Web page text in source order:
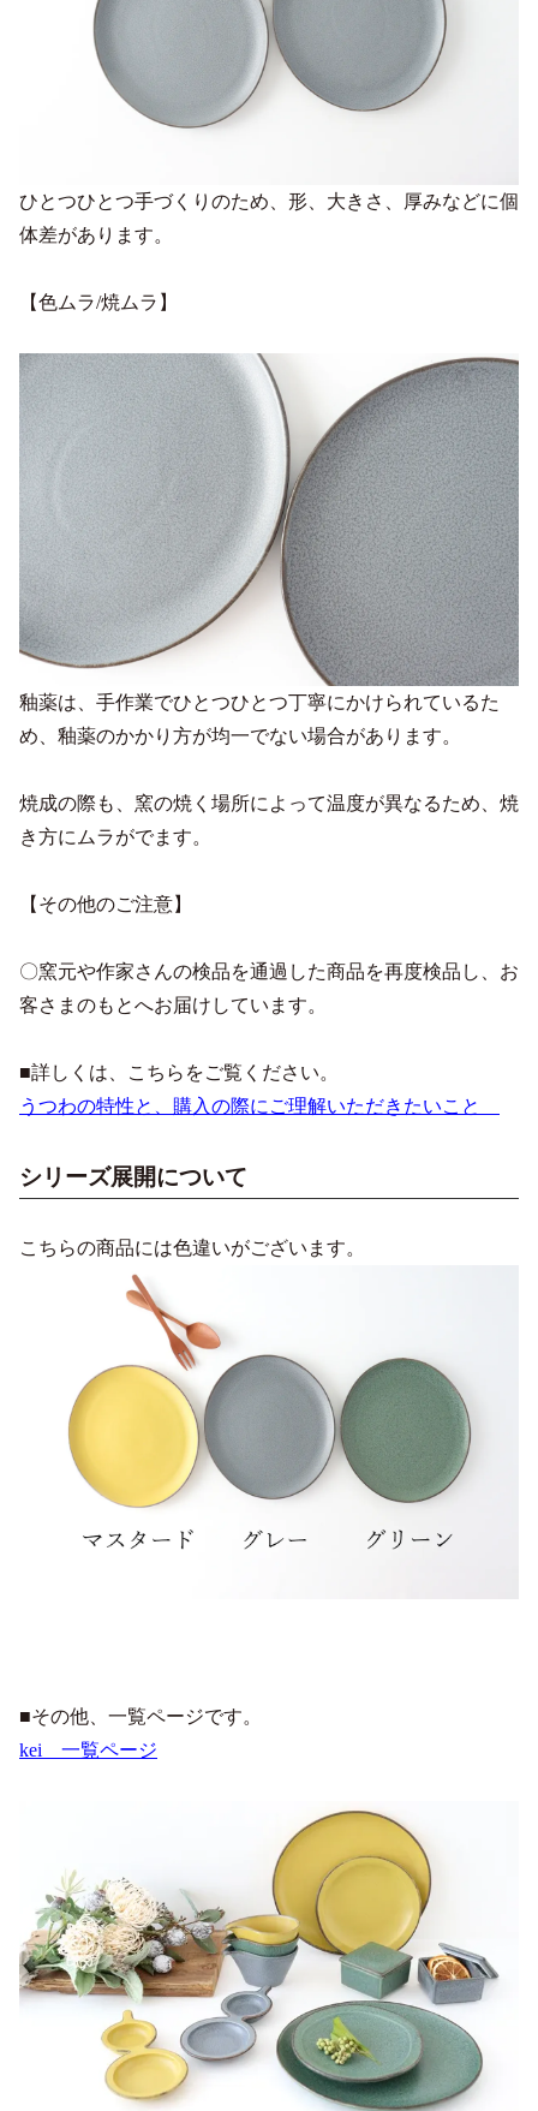
ひとつひとつ手づくりのため、形、大きさ、厚みなどに個
体差があります。
【色ムラ/焼ムラ】
釉薬は、手作業でひとつひとつ丁寧にかけられているた
め、釉薬のかかり方が均一でない場合があります。
焼成の際も、窯の焼く場所によって温度が異なるため、焼
き方にムラがでます。
【その他のご注意】
〇窯元や作家さんの検品を通過した商品を再度検品し、お
客さまのもとへお届けしています。
■詳しくは、こちらをご覧ください。
うつわの特性と、購入の際にご理解いただきたいこと
シリーズ展開について
こちらの商品には色違いがございます。
■その他、一覧ページです。
kei 一覧ページ